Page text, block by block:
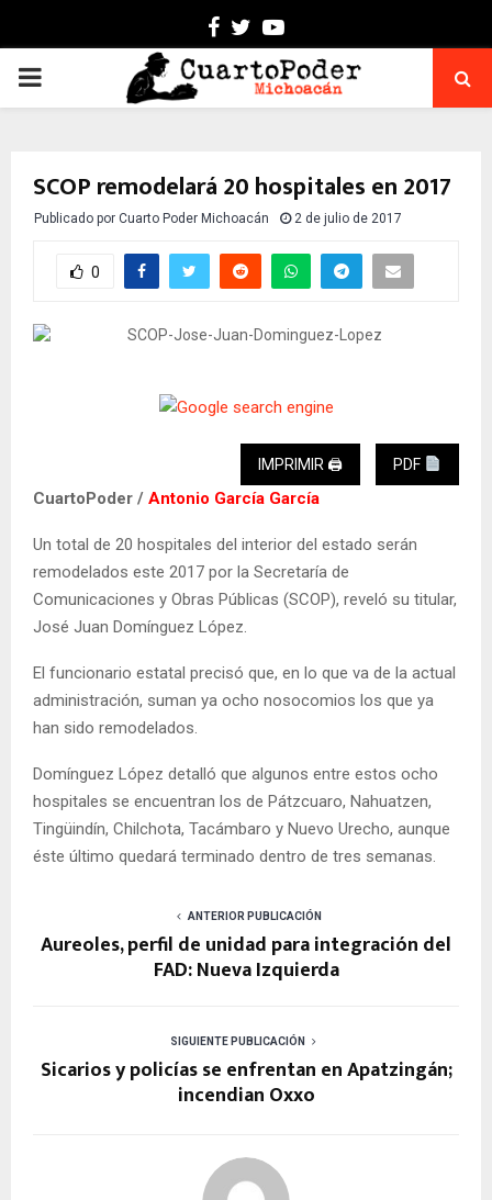
Facebook
TwitterYoutube
PRIMARY
SCOP remodelará 20 hospitales en 2017
Publicado por Cuarto Poder Michoacán 2 de julio de 2017
0
IMPRIMIR 🖨 PDF
CuartoPoder / Antonio García García
Un total de 20 hospitales del interior del estado serán
remodelados este 2017 por la Secretaría de
Comunicaciones y Obras Públicas (SCOP), reveló su titular,
José Juan Domínguez López.
El funcionario estatal precisó que, en lo que va de la actual
administración, suman ya ocho nosocomios los que ya
han sido remodelados.
Domínguez López detalló que algunos entre estos ocho
hospitales se encuentran los de Pátzcuaro, Nahuatzen,
Tingüindín, Chilchota, Tacámbaro y Nuevo Urecho, aunque
éste último quedará terminado dentro de tres semanas.
ANTERIOR PUBLICACIÓN
Aureoles, perfil de unidad para integración del
FAD: Nueva Izquierda
SIGUIENTE PUBLICACIÓN
Sicarios y policías se enfrentan en Apatzingán;
incendian Oxxo